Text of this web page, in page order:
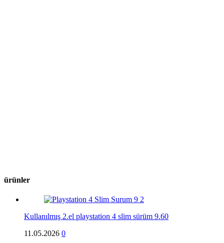
ürünler
Kullanılmış 2.el playstation 4 slim sürüm 9.60
11.05.2026 0